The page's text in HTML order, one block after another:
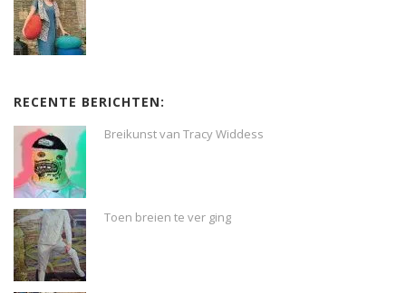
RECENTE BERICHTEN:
Breikunst van Tracy Widdess
Toen breien te ver ging